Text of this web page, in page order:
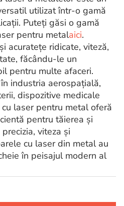
utilizat într-o gamă
Puteți găsi o gamă
pentru metalaici.
acuratețe ridicate, viteză,
făcându-le un
pentru multe afaceri.
industria aerospațială,
dispozitive medicale
laser pentru metal oferă
pentru tăierea și
viteza și
cu laser din metal au
în peisajul modern al